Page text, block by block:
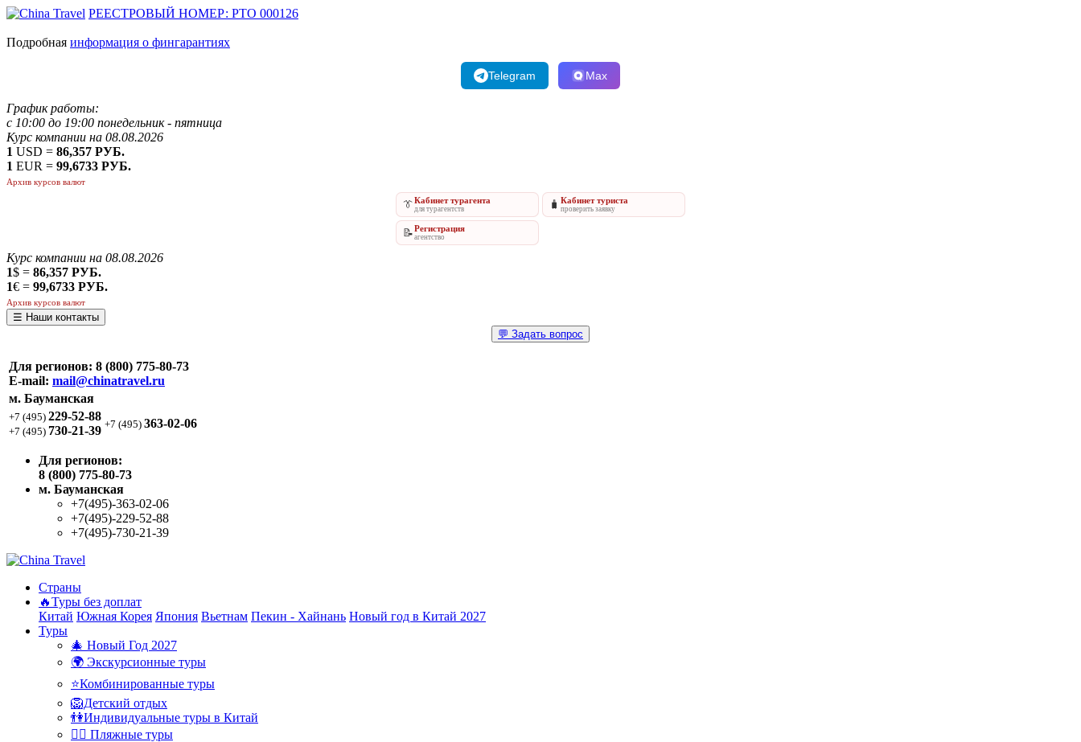
РЕЕСТРОВЫЙ НОМЕР: РТО 000126
Подробная информация о фингарантиях
Telegram Max
График работы:
с 10:00 до 19:00 понедельник - пятница
Курс компании на 08.08.2026
1 USD = 86,357 РУБ.
1 EUR = 99,6733 РУБ.
Архив курсов валют
👔Кабинет турагента
для турагентств 🧳 Кабинет туриста
проверить заявку
📝Регистрация
агентство
Курс компании на 08.08.2026
1$ = 86,357 РУБ.
1€ = 99,6733 РУБ.
Архив курсов валют
☰ Наши контакты
💬 Задать вопрос
Для регионов: 8 (800) 775-80-73
E-mail: mail@chinatravel.ru
м. Бауманская
+7 (495) 229-52-88
+7 (495) 730-21-39 +7 (495) 363-02-06
Для регионов:
8 (800) 775-80-73
м. Бауманская
+7(495)-363-02-06
+7(495)-229-52-88
+7(495)-730-21-39
Страны
🔥Туры без доплат
Китай Южная Корея Япония Вьетнам Пекин - Хайнань Новый год в Китай 2027
Туры
🎄 Новый Год 2027
🌍 Экскурсионные туры
⭐Комбинированные туры
🦁Детский отдых
👫Индивидуальные туры в Китай
🏊‍♂ Пляжные туры